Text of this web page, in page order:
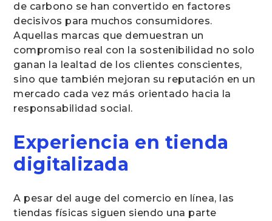
de carbono se han convertido en factores
decisivos para muchos consumidores.
Aquellas marcas que demuestran un
compromiso real con la sostenibilidad no solo
ganan la lealtad de los clientes conscientes,
sino que también mejoran su reputación en un
mercado cada vez más orientado hacia la
responsabilidad social.
Experiencia en tienda
digitalizada
A pesar del auge del comercio en línea, las
tiendas físicas siguen siendo una parte